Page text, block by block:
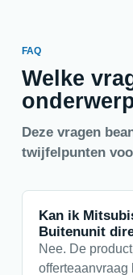
FAQ
Welke
Deze vragen
twijfelpunten
Kan ik
Buitenunit
Nee. De
offerteaanvraag